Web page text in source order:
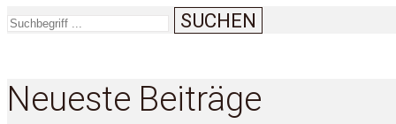
SUCHEN
Neueste Beiträge